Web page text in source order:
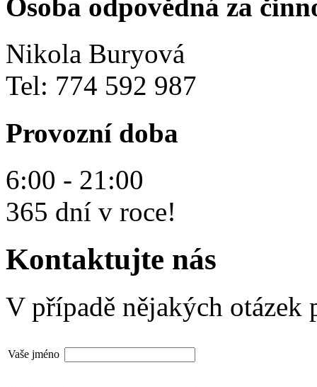
Osoba odpovědná za
Nikola Buryová
Tel: 774 592 987
Provozní doba
6:00 - 21:00
365 dní v roce!
Kontaktujte nás
V případě nějakých
Vaše jméno